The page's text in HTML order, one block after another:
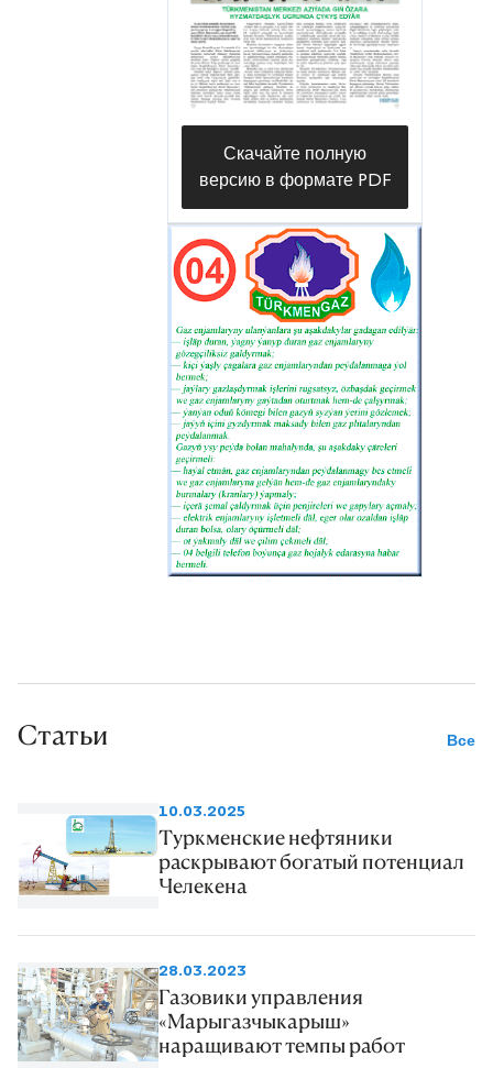
Скачайте полную
версию в формате PDF
Статьи Все
10.03.2025
Туркменские нефтяники
раскрывают богатый потенциал
Челекена
28.03.2023
Газовики управления
«Марыгазчыкарыш»
наращивают темпы работ